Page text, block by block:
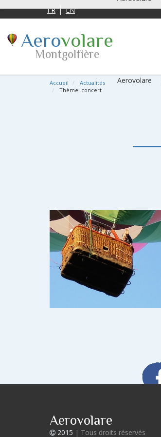
FR EN
Aerovolare
Montgolfière
Aerovolare
Accueil
Actualités
Thème: concert
Aerovolare
2015 | Tous droits réservés